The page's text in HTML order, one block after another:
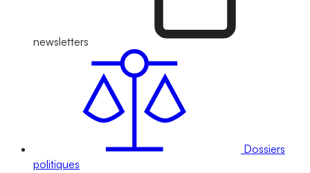
newsletters
Dossiers
politiques